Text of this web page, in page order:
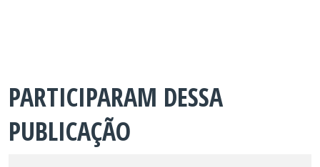
PARTICIPARAM DESSA
PUBLICAÇÃO